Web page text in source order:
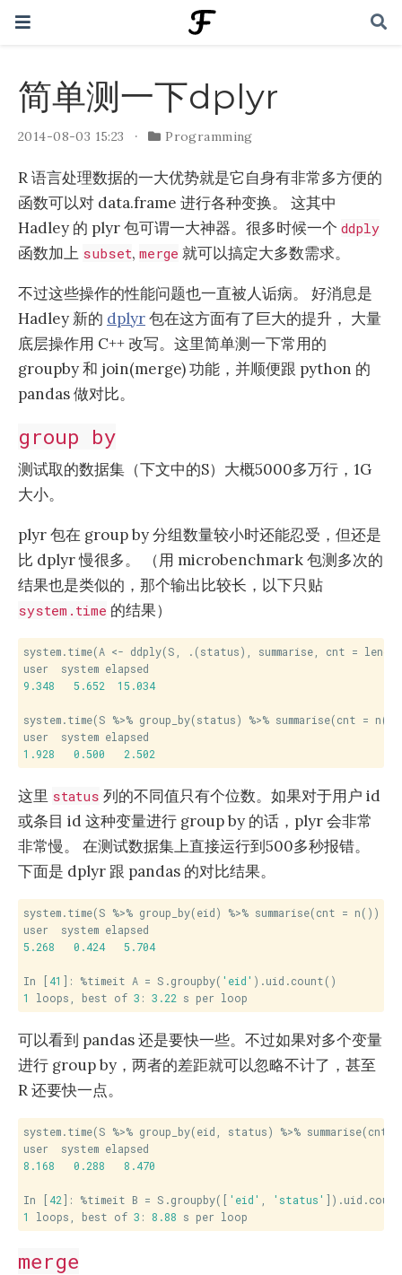
简单测一下dplyr
2014-08-03 15:23 Programming
R 语言处理数据的一大优势就是它自身有非常多方便的
函数可以对 data.frame 进行各种变换。 这其中
Hadley 的 plyr 包可谓一大神器。很多时候一个 ddply
函数加上 subset, merge 就可以搞定大多数需求。
不过这些操作的性能问题也一直被人诟病。 好消息是
Hadley 新的 dplyr包在这方面有了巨大的提升， 大量
底层操作用 C++ 改写。这里简单测一下常用的
groupby 和 join(merge) 功能，并顺便跟 python 的
pandas 做对比。
group by
测试取的数据集（下文中的S）大概5000多万行，1G
大小。
plyr 包在 group by 分组数量较小时还能忍受，但还是
比 dplyr 慢很多。 （用 microbenchmark 包测多次的
结果也是类似的，那个输出比较长，以下只贴
system.time 的结果）
system.time(A <- ddply(S, .(status), summarise, cnt =
9.348
5.652 15.034
system.time(S %>% group_by(status) %>% summarise(cnt =
1.928
0.500 2.502
这里 status 列的不同值只有个位数。如果对于用户 id
或条目 id 这种变量进行 group by 的话，plyr 会非常
非常慢。 在测试数据集上直接运行到500多秒报错。
下面是 dplyr 跟 pandas 的对比结果。
system.time(S %>% group_by(eid) %>% summarise(cnt = n()) -
5.268
0.424 5.704
In [ 41 ]: %timeit A = S.groupby( 'eid'
1
loops, best of 3 : 3.22 s per loop
可以看到 pandas 还是要快一些。不过如果对多个变量
进行 group by，两者的差距就可以忽略不计了，甚至
R 还要快一点。
system.time(S %>% group_by(eid, status) %>%
8.168
0.288 8.470
In [ 42 ]: %timeit B = S.groupby([ 'eid'
'status'
1
loops, best of 3 : 8.88 s per loop
merge